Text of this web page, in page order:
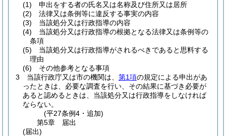
(1)
申出をする者の氏名又は名称及び住所又は居所
(2)
法律又は条例等に違反する事実の内容
(3)
当該処分又は行政指導の内容
(4)
当該処分又は行政指導の根拠となる法律又は条例等の
条項
(5)
当該処分又は行政指導がされるべきであると思料する
理由
(6)
その他参考となる事項
3
当該行政庁又は市の機関は、 第1項の規定による申出があ
ったときは、必要な調査を行い、その結果に基づき必要が
あると認めるときは、当該処分又は行政指導をしなければ
ならない。
(平27条例4・追加)
第5章
届出
(届出)